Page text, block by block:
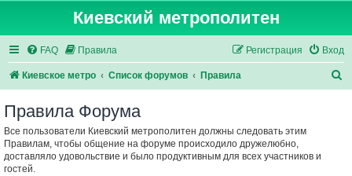
Киевский метрополитен
FAQ Правила Вход
Регистрация
Киевское метро Список форумов Правила
Правила Форума
Все пользователи Киевский метрополитен должны следовать этим
Правилам, чтобы общение на форуме происходило дружелюбно,
доставляло удовольствие и было продуктивным для всех участников и
гостей.